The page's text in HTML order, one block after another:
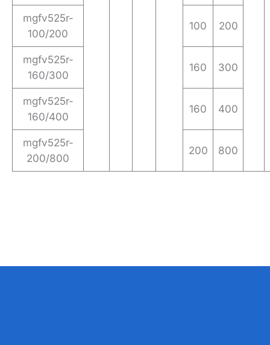
mgfv525r-
100/200
100 200
mgfv525r-
160/300
160 300
mgfv525r-
160/400
160 400
mgfv525r-
200/800
200 800